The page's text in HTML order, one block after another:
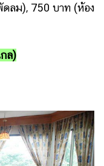
ลม), 750 บาท (ห้อง
ล)